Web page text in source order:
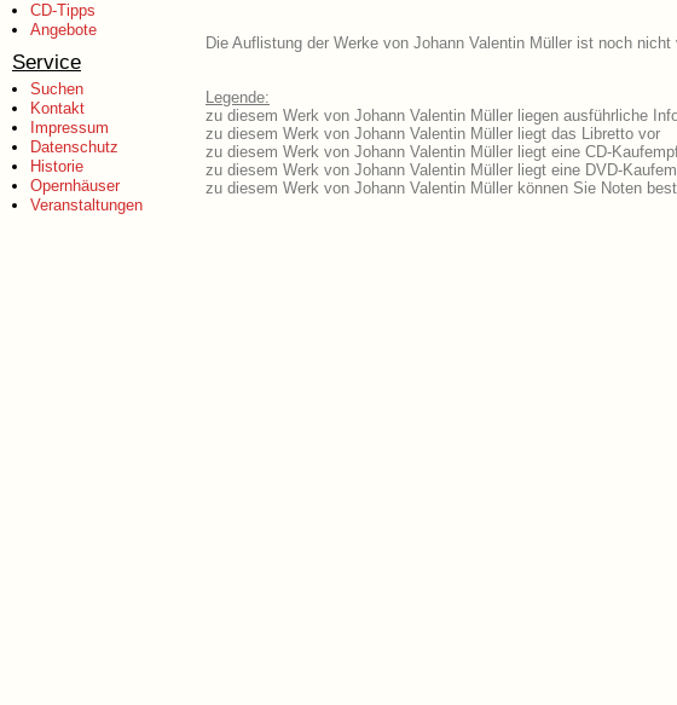
CD-Tipps
Angebote
Service
Suchen
Kontakt
Impressum
Datenschutz
Historie
Opernhäuser
Veranstaltungen
Die Auflistung der Werke von Johann Valentin Müller ist noch
Legende:
zu diesem Werk von Johann Valentin Müller liegen ausführliche
zu diesem Werk von Johann Valentin Müller liegt das Libretto vor
zu diesem Werk von Johann Valentin Müller liegt eine CD-
zu diesem Werk von Johann Valentin Müller liegt eine DVD-
zu diesem Werk von Johann Valentin Müller können Sie Noten